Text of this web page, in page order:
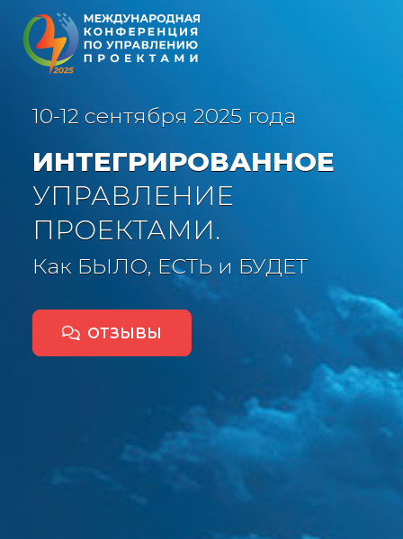
10-12 сентября 2025 года
ИНТЕГРИРОВАННОЕ
УПРАВЛЕНИЕ
ПРОЕКТАМИ.
Как БЫЛО, ЕСТЬ и БУДЕТ
ОТЗЫВЫ